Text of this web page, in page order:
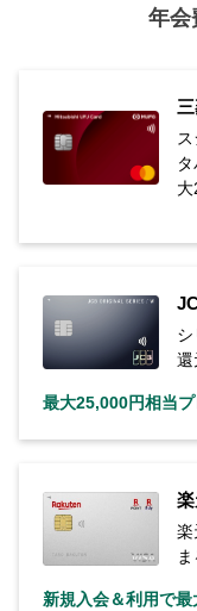
年会
還
最大25,000円相当プ
楽
新規入会＆利用で